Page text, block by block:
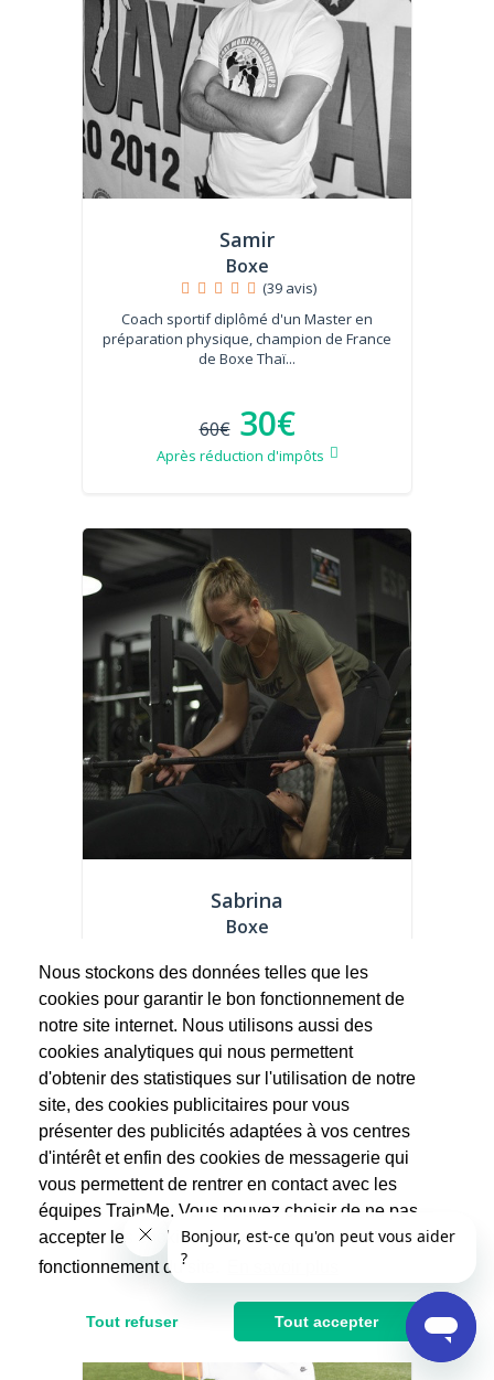
Samir
Boxe
(39 avis)
Coach sportif diplômé d'un Master en
préparation physique, champion de France
de Boxe Thaï...
60€ 30€
Après réduction d'impôts
Sabrina
Boxe
*INFOS : Merci de me contacter via la
messagerie TrainMe avant toute
réservation pour que...
85€ 42.5€
Après réduction d'impôts
Nous stockons des données telles que les
cookies pour garantir le bon fonctionnement de
notre site internet. Nous utilisons aussi des
cookies analytiques qui nous permettent
d'obtenir des statistiques sur l'utilisation de notre
site, des cookies publicitaires pour vous
présenter des publicités adaptées à vos centres
d'intérêt et enfin des cookies de messagerie qui
vous permettent de rentrer en contact avec les
équipes TrainMe. Vous pouvez choisir de ne pas
accepter les cookies non indispensables au
fonctionnement du site.
Tout refuser Tout accepter